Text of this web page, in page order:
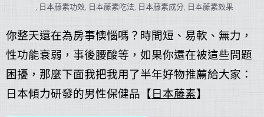
, 日本藤素功效, 日本藤素吃法, 日本藤素成分, 日本藤素效果
你整天還在為房事懊惱嗎？時間短、易軟、無力，
性功能衰弱，事後腰酸等，如果你還在被這些問題
困擾，那麼下面我把我用了半年好物推薦給大家：
日本傾力研發的男性保健品【 日本藤素】